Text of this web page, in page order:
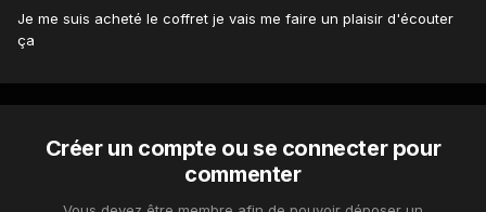
Je me suis acheté le coffret je vais me faire un plaisir d'écouter
ça
Créer un compte ou se connecter pour
commenter